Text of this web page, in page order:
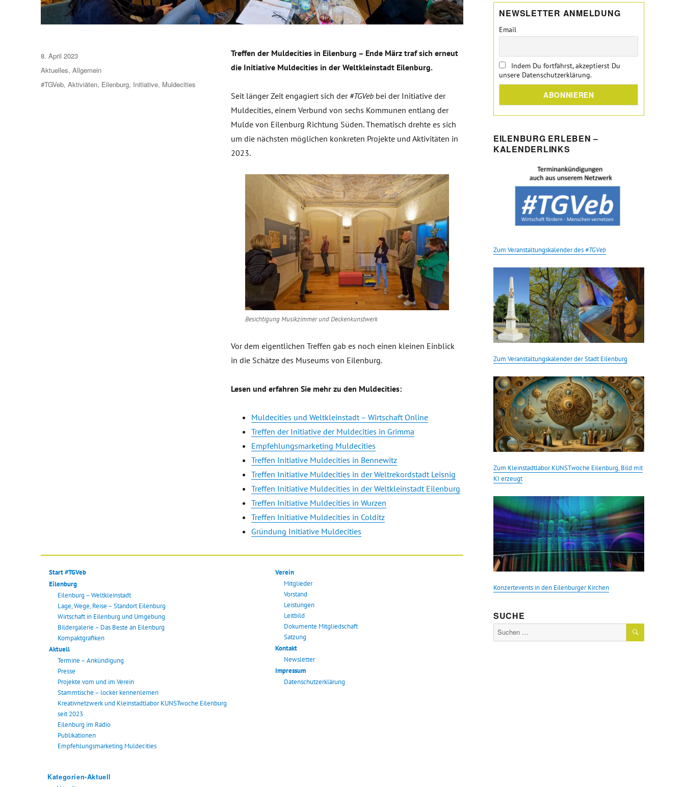
Treffen der Muldecities in Eilenburg – Ende März traf sich erneut
die Initiative Muldecities in der Weltkleinstadt Eilenburg.
Seit länger Zeit engagiert sich der #TGVeb bei der Initiative der
Muldecities, einem Verbund von sechs Kommunen entlang der
Mulde von Eilenburg Richtung Süden. Thematisch drehte es sich
um die nächsten möglichen konkreten Projekte und Aktivitäten in
2023.
Besichtigung Musikzimmer und Deckenkunstwerk
Vor dem eigentlichen Treffen gab es noch einen kleinen Einblick
in die Schätze des Museums von Eilenburg.
Lesen und erfahren Sie mehr zu den Muldecities:
Muldecities und Weltkleinstadt – Wirtschaft Online
Treffen der Initiative der Muldecities in Grimma
Empfehlungsmarketing Muldecities
Treffen Initiative Muldecities in Bennewitz
Treffen Initiative Muldecities in der Weltrekordstadt Leisnig
Treffen Initiative Muldecities in der Weltkleinstadt Eilenburg
Treffen Initiative Muldecities in Wurzen
Treffen Initiative Muldecities in Colditz
Gründung Initiative Muldecities
Veröffentlicht
am
8. April 2023
Kategorien
Aktuelles,Allgemein
Schlagwörter
#TGVeb,Aktiviäten, Eilenburg, Initiative, Muldecities
Start #TGVeb
Eilenburg
Eilenburg – Weltkleinstadt
Lage, Wege, Reise – Standort Eilenburg
Wirtschaft in Eilenburg und Umgebung
Bildergalerie – Das Beste an Eilenburg
Kompaktgrafiken
Aktuell
Termine – Ankündigung
Presse
Projekte vom und im Verein
Stammtische – locker kennenlernen
Kreativnetzwerk und Kleinstadtlabor KUNSTwoche Eilenburg
seit 2023
Eilenburg im Radio
Publikationen
Empfehlungsmarketing Muldecities
Kategorien-Aktuell
Verein
Mitglieder
Vorstand
Leistungen
Leitbild
Dokumente Mitgliedschaft
Satzung
Kontakt
Newsletter
Impressum
Datenschutzerklärung
NEWSLETTER ANMELDUNG
Email
Indem Du fortfährst, akzeptierst Du
unsere Datenschutzerklärung.
EILENBURG ERLEBEN –
KALENDERLINKS
Zum Veranstaltungskalender des #TGVeb
Zum Veranstaltungskalender der Stadt Eilenburg
Zum Kleinstadtlabor KUNSTwoche Eilenburg, Bild mit
KI erzeugt
Konzertevents in den Eilenburger Kirchen
SUCHE
Suche
nach:
SUCHEN